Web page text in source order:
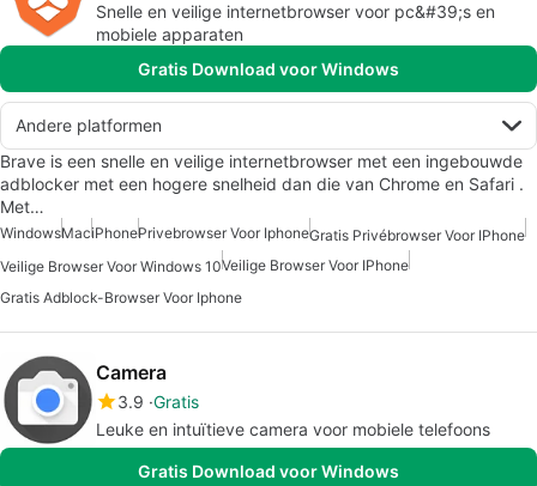
Snelle en veilige internetbrowser voor pc&#39;s en
mobiele apparaten
Gratis Download voor Windows
Andere platformen
Brave is een snelle en veilige internetbrowser met een ingebouwde
adblocker met een hogere snelheid dan die van Chrome en Safari .
Met…
WindowsMaciPhonePrivebrowser Voor IphoneGratis Privébrowser Voor IPhone
Veilige Browser Voor Windows 10Veilige Browser Voor IPhone
Gratis Adblock-Browser Voor Iphone
Camera
3.9 Gratis
Leuke en intuïtieve camera voor mobiele telefoons
Gratis Download voor Windows